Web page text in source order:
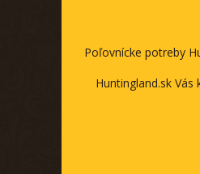
Poľovnícke potreby
Huntingland.sk